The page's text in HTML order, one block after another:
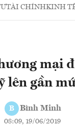
TÀI CHÍNHKINH
mại
lên gần
B Bình Minh
08:09, 19/06/2019